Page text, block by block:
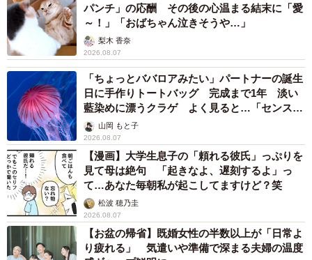
話題になった“謀反のお知らせ”
パンチ」の応酬 その後の心温まる結末に「愛
～！」「おばちゃん泣きそうや…」
梨木 香奈
2026.08.07
「ちょっとババロアみたい」パートナーの誕生
日に手作りトートバッグ 完成まで1年 淡い
藍染めに漂うクラゲ よく見ると…「センスす
ごい」山岡 もと子
2026.08.07
【漫画】大学生息子の「頼れる彼氏」っぷりを
見て母は絶句 「起きなよ、遅刻するよ」っ
て…あなた毎朝私が起こしてますけど？笑
松波 穂乃圭
2026.08.07
【お盆の帰省】既婚女性の半数以上が「日常よ
り疲れる」 気遣いや準備で深まる夫婦の温度